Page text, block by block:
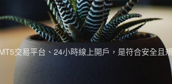
交易平台、24小時線上開戶，是符合安全且